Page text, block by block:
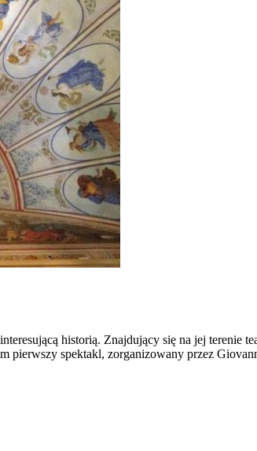
historią. Znajdujący się na jej terenie
pierwszy spektakl, zorganizowany przez